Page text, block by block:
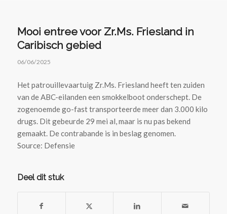
Mooi entree voor Zr.Ms. Friesland in
Caribisch gebied
06/06/2025
Het patrouillevaartuig Zr.Ms. Friesland heeft ten zuiden
van de ABC-eilanden een smokkelboot onderschept. De
zogenoemde go-fast transporteerde meer dan 3.000 kilo
drugs. Dit gebeurde 29 mei al, maar is nu pas bekend
gemaakt. De contrabande is in beslag genomen.
Source: Defensie
Deel dit stuk